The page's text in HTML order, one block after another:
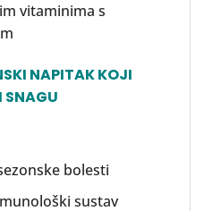
vitaminima s
NAPITAK KOJI
SNAGU
bolesti
sustav